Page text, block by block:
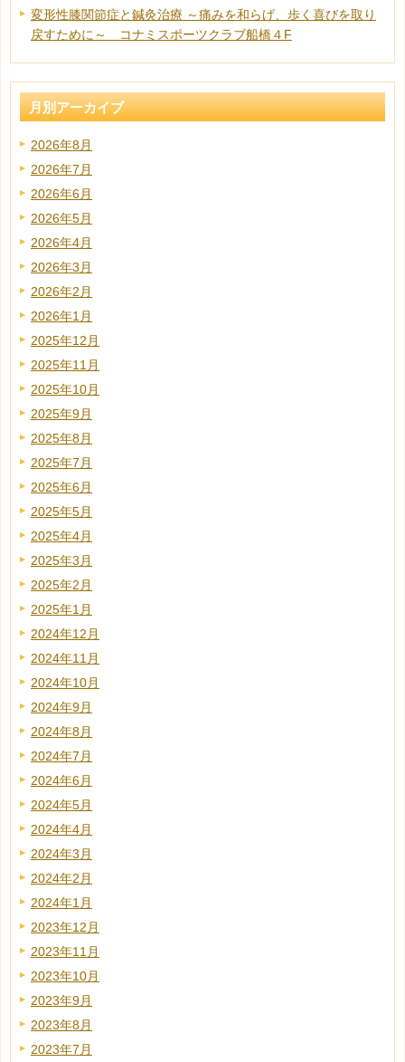
変形性膝関節症と鍼灸治療 ～痛みを和らげ、歩く喜びを取り
戻すために～ コナミスポーツクラブ船橋４F
月別アーカイブ
2026年8月
2026年7月
2026年6月
2026年5月
2026年4月
2026年3月
2026年2月
2026年1月
2025年12月
2025年11月
2025年10月
2025年9月
2025年8月
2025年7月
2025年6月
2025年5月
2025年4月
2025年3月
2025年2月
2025年1月
2024年12月
2024年11月
2024年10月
2024年9月
2024年8月
2024年7月
2024年6月
2024年5月
2024年4月
2024年3月
2024年2月
2024年1月
2023年12月
2023年11月
2023年10月
2023年9月
2023年8月
2023年7月